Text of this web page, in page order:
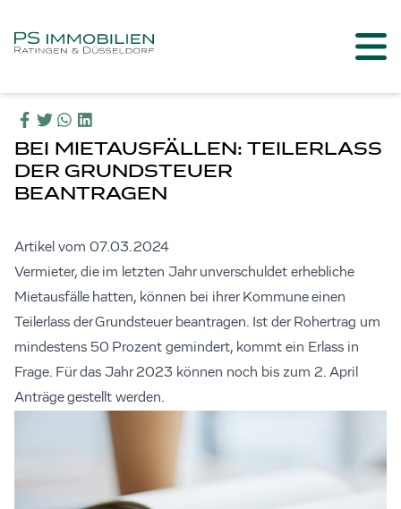
BEI MIETAUSFÄLLEN: TEILERLASS
DER GRUNDSTEUER
BEANTRAGEN
Artikel vom 07.03.2024
Vermieter, die im letzten Jahr unverschuldet erhebliche
Mietausfälle hatten, können bei ihrer Kommune einen
Teilerlass der Grundsteuer beantragen. Ist der Rohertrag um
mindestens 50 Prozent gemindert, kommt ein Erlass in
Frage. Für das Jahr 2023 können noch bis zum 2. April
Anträge gestellt werden.